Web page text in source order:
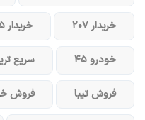
خریدار ۲۰۷ خریدار ۴۰۵
خودرو ۴۵ سریع
فروش تیبا فروش